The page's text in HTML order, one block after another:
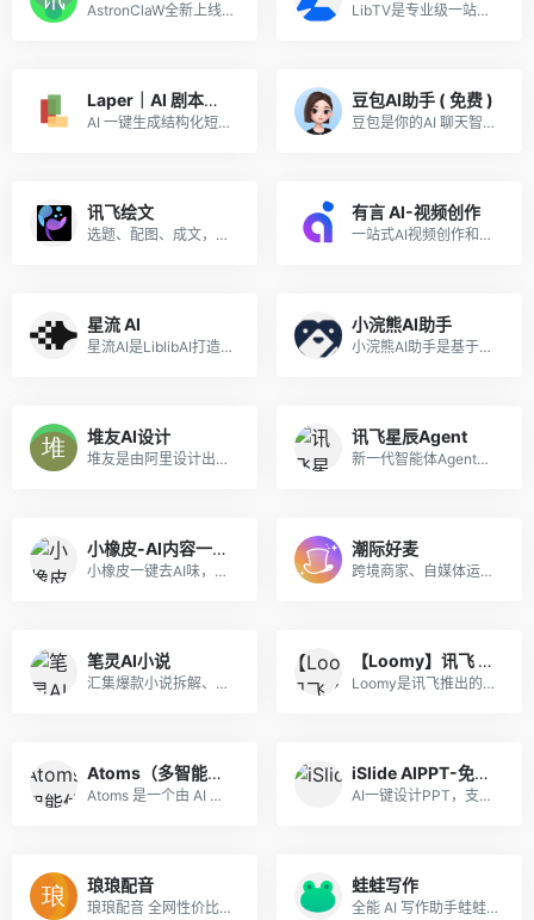
AstronClaW全新上线，基于OpenClaw核心能力，内置多场景模版开箱即用，安全养虾，就来讯飞星辰 LibTV是专业级一站式 AI 视频创作平台, “无限画布 + 节点工作流”，支持人机协同与 AI Agent 全自动生成，主打高可控、全链路、工业化视频生产。
Laper｜AI 剧本多人协作平台
AI 一键生成结构化短剧剧本，支持多人协同编辑，创作效率提升 80%，过稿率高适合长期变现
豆包AI助手 ( 免费 )
豆包是你的AI 聊天智能对话问答助手
讯飞绘文
选题、配图、成文，一站式创作，让内容运营更高效
有言 AI-视频创作
一站式AI视频创作和3D数字人生成平台
星流 AI
星流AI是LiblibAI打造的一站式多模态AI设计Agent，深度优化中文语境，支持图/视频/3D/音频全链路创作与精细化编辑，低门槛实现专业级创意产出。
小浣熊AI助手
小浣熊AI助手是基于商汤自研大语言模型的智能助手，包含代码助手、办公助手，满足用户代码编写、数据分析、编程学习等各类需求。
堆友AI设计
堆友是由阿里设计出品的AI绘画+电商神器，堪称零门槛上手的Midjourney国产平替，在线可体验专业AI绘画工具及上千款AI风格模型和近万个免费可商用的3D素材，是“适合中国宝宝体质”的AI神器。堆友已汇聚超50万AI创作者、设计师，平台日均生成10万张AI作品，并承办多类专业设计赛事活动，成为国内领先的AI设计平台。
讯飞星辰Agent
新一代智能体Agent开发平台，助力开发者快速搭建生产级智能体
小橡皮-AI内容一键变人味
小橡皮一键去AI味，将机器味重的内容改得更有活人感，防止因为 AI 内容被平台打上 AI 标签，以及限流。发布前检测敏感表达与违禁词，减少内容违规和限流风险发布。
潮际好麦
跨境商家、自媒体运营专用，一键制作电商海报商品图，蓝海赛道极易获客~
笔灵AI小说
汇集爆款小说拆解、小说大纲一键生成、200+小说生成器、总结网文大神写作公式、精选小说资料库。
【Loomy】讯飞 AI 办公智能体
Loomy是讯飞推出的桌面级AI助理，安装即用，适用自媒体、办公、日程等场景，能学习你的工作习惯，越用越懂你。
Atoms（多智能体无代码开发平台）
Atoms 是一个由 AI 驱动的开...
iSlide AIPPT-免费体验
AI一键设计PPT，支持输入主题、导入文件、上传模板生成PPT。
琅琅配音
琅琅配音 全网性价比遥遥领先的配音平台
蛙蛙写作
全能 AI 写作助手蛙蛙写作，主推 AI写小说、写剧本 和 AI生成漫剧功能，让创作高效又省心。